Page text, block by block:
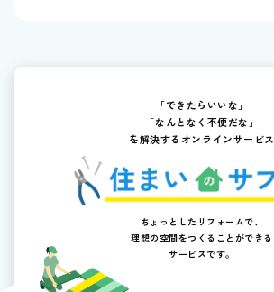
「できたらいいな」
「なんとなく不便だな」
を解決するオンラインサービス
ちょっとしたリフォームで、
理想の空間をつくることができる
サービスです。